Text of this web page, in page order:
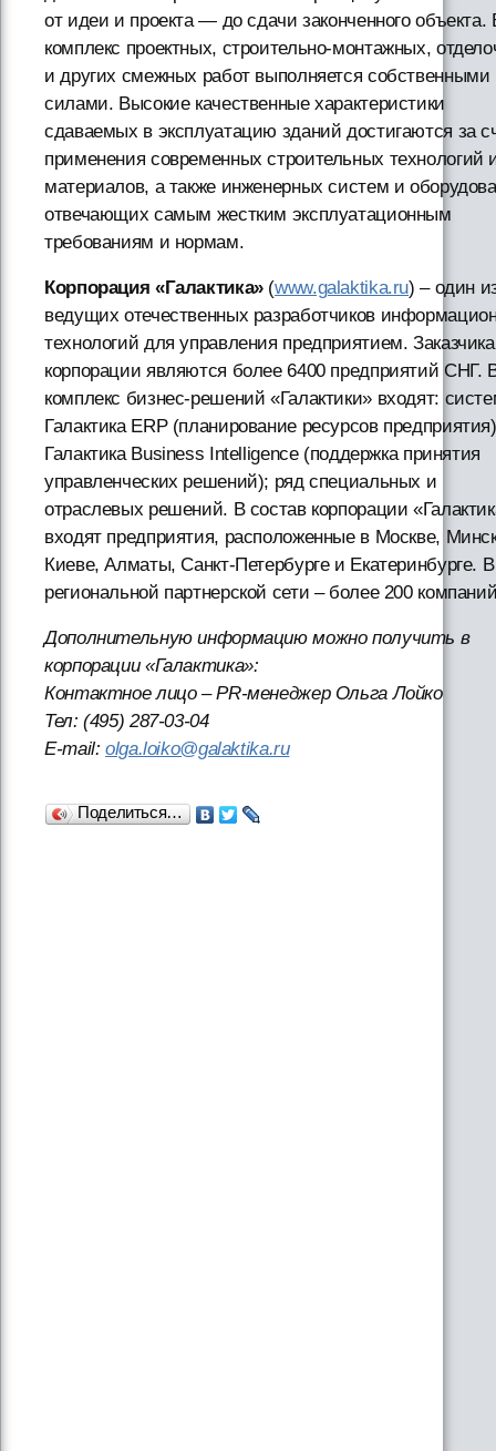
от идеи и проекта — до сдачи законченного объекта.
комплекс проектных, строительно-монтажных,
и других смежных работ выполняется собственными
силами. Высокие качественные характеристики
сдаваемых в эксплуатацию зданий достигаются за
применения современных строительных технологий
материалов, а также инженерных систем и
отвечающих самым жестким эксплуатационным
требованиям и нормам.
Корпорация «Галактика»(www.galaktika.ru) – один
ведущих отечественных разработчиков
технологий для управления предприятием.
корпорации являются более 6400 предприятий СНГ.
комплекс бизнес-решений «Галактики» входят:
Галактика ERP (планирование ресурсов
Галактика Business Intelligence (поддержка принятия
управленческих решений); ряд специальных и
отраслевых решений. В состав корпорации
входят предприятия, расположенные в Москве,
Киеве, Алматы, Санкт-Петербурге и Екатеринбурге. В
региональной партнерской сети – более 200
Дополнительную информацию можно получить в
корпорации «Галактика»:
Контактное лицо – PR-менеджер Ольга Лойко
Тел: (495) 287-03-04
E-mail:olga.loiko@galaktika.ru
Поделиться…